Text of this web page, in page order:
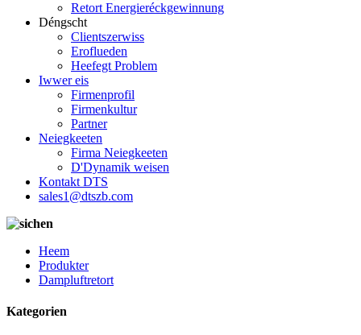
Retort Energieréckgewinnung
Déngscht
Clientszerwiss
Eroflueden
Heefegt Problem
Iwwer eis
Firmenprofil
Firmenkultur
Partner
Neiegkeeten
Firma Neiegkeeten
D'Dynamik weisen
Kontakt DTS
sales1@dtszb.com
Heem
Produkter
Dampluftretort
Kategorien